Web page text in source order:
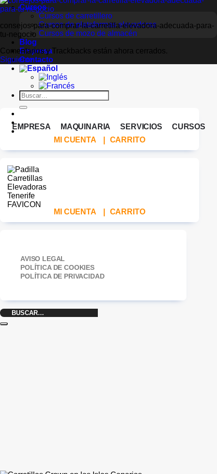
Cursos
Cursos de carretillero
Cursos de plataformas elevadoras
Cursos de mozo de almacén
Blog
Empresa
Contacto
Buscar
por:
consejos-para-comprar-la-carretilla-elevadora-adecuada-para-
tu-negocio
Comentarios y Trackbacks están ahora cerrados.
Siguiente→
EMPRESA MAQUINARIA SERVICIOS
CURSOS
MI CUENTA
CARRITO
MI CUENTA CARRITO
AVISO LEGAL
POLÍTICA DE COOKIES
POLÍTICA DE PRIVACIDAD
Buscar
por: